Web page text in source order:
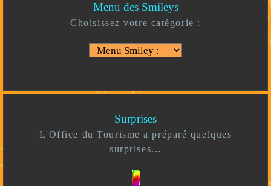
Menu des Smileys
Choisissez votre catégorie :
Surprises
L'Office du Tourisme a préparé quelques
surprises...